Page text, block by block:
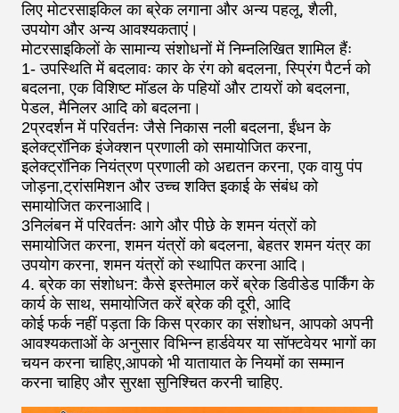
लिए मोटरसाइकिल का ब्रेक लगाना और अन्य पहलू, शैली,
उपयोग और अन्य आवश्यकताएं।
मोटरसाइकिलों के सामान्य संशोधनों में निम्नलिखित शामिल हैंः
1- उपस्थिति में बदलावः कार के रंग को बदलना, स्प्रिंग पैटर्न को
बदलना, एक विशिष्ट मॉडल के पहियों और टायरों को बदलना,
पेडल, मैनिलर आदि को बदलना।
2प्रदर्शन में परिवर्तनः जैसे निकास नली बदलना, ईंधन के
इलेक्ट्रॉनिक इंजेक्शन प्रणाली को समायोजित करना,
इलेक्ट्रॉनिक नियंत्रण प्रणाली को अद्यतन करना, एक वायु पंप
जोड़ना,ट्रांसमिशन और उच्च शक्ति इकाई के संबंध को
समायोजित करनाआदि।
3निलंबन में परिवर्तनः आगे और पीछे के शमन यंत्रों को
समायोजित करना, शमन यंत्रों को बदलना, बेहतर शमन यंत्र का
उपयोग करना, शमन यंत्रों को स्थापित करना आदि।
4. ब्रेक का संशोधन: कैसे इस्तेमाल करें ब्रेक डिवीडेड पार्किंग के
कार्य के साथ, समायोजित करें ब्रेक की दूरी, आदि
कोई फर्क नहीं पड़ता कि किस प्रकार का संशोधन, आपको अपनी
आवश्यकताओं के अनुसार विभिन्न हार्डवेयर या सॉफ्टवेयर भागों का
चयन करना चाहिए,आपको भी यातायात के नियमों का सम्मान
करना चाहिए और सुरक्षा सुनिश्चित करनी चाहिए.